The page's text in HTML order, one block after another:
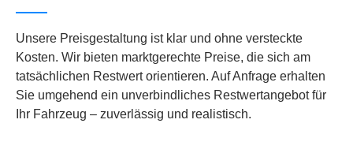
Unsere Preisgestaltung ist klar und ohne versteckte
Kosten. Wir bieten marktgerechte Preise, die sich am
tatsächlichen Restwert orientieren. Auf Anfrage erhalten
Sie umgehend ein unverbindliches Restwertangebot für
Ihr Fahrzeug – zuverlässig und realistisch.